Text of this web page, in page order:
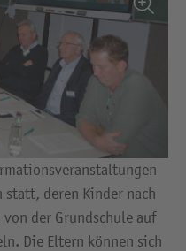
deren Kinder nach
der Grundschule auf
Die Eltern können sich